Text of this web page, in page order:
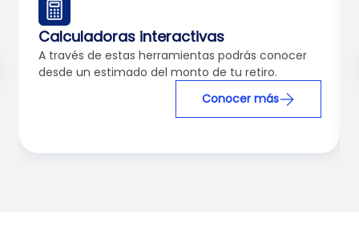
Calculadoras interactivas
A través de estas herramientas podrás conocer
desde un estimado del monto de tu retiro.
Conocer más